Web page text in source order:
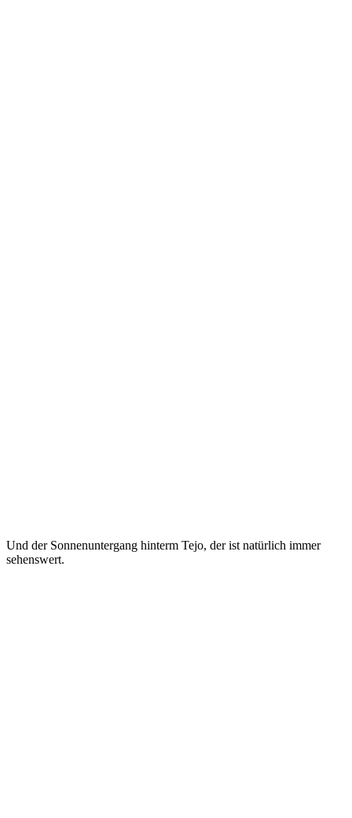
Und der Sonnenuntergang hinterm Tejo, der ist natürlich immer
sehenswert.